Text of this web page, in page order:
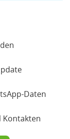
Daten